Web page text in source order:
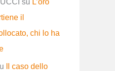
su L’oro
il
chi lo ha
Il caso dello